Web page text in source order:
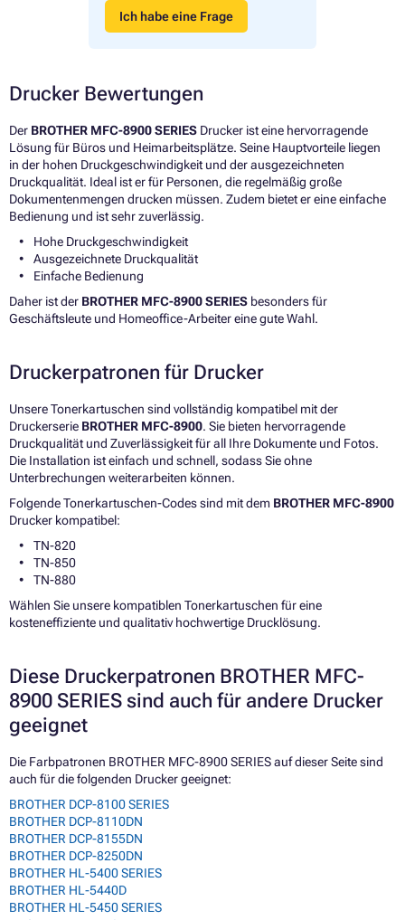
Ich habe eine Frage
Drucker Bewertungen
Der BROTHER MFC-8900 SERIES Drucker ist eine hervorragende
Lösung für Büros und Heimarbeitsplätze. Seine Hauptvorteile liegen
in der hohen Druckgeschwindigkeit und der ausgezeichneten
Druckqualität. Ideal ist er für Personen, die regelmäßig große
Dokumentenmengen drucken müssen. Zudem bietet er eine einfache
Bedienung und ist sehr zuverlässig.
Hohe Druckgeschwindigkeit
Ausgezeichnete Druckqualität
Einfache Bedienung
Daher ist der BROTHER MFC-8900 SERIES besonders für
Geschäftsleute und Homeoffice-Arbeiter eine gute Wahl.
Druckerpatronen für Drucker
Unsere Tonerkartuschen sind vollständig kompatibel mit der
Druckerserie BROTHER MFC-8900. Sie bieten hervorragende
Druckqualität und Zuverlässigkeit für all Ihre Dokumente und Fotos.
Die Installation ist einfach und schnell, sodass Sie ohne
Unterbrechungen weiterarbeiten können.
Folgende Tonerkartuschen-Codes sind mit dem BROTHER MFC-8900
Drucker kompatibel:
TN-820
TN-850
TN-880
Wählen Sie unsere kompatiblen Tonerkartuschen für eine
kosteneffiziente und qualitativ hochwertige Drucklösung.
Diese Druckerpatronen BROTHER MFC-
8900 SERIES sind auch für andere Drucker
geeignet
Die Farbpatronen BROTHER MFC-8900 SERIES auf dieser Seite sind
auch für die folgenden Drucker geeignet:
BROTHER DCP-8100 SERIES
BROTHER DCP-8110DN
BROTHER DCP-8155DN
BROTHER DCP-8250DN
BROTHER HL-5400 SERIES
BROTHER HL-5440D
BROTHER HL-5450 SERIES